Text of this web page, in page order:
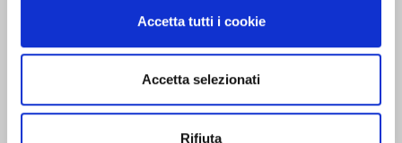
Accetta tutti i cookie
Accetta selezionati
Rifiuta
Strada Vecchia di San Pelajo, 20
31100 - Treviso (TV)
info@aste33.com
Pecaste33@pec.it